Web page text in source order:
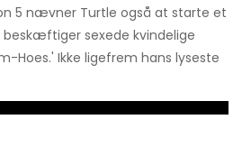
5 nævner Turtle også at starte et
sexede kvindelige
Hoes.' Ikke ligefrem hans lyseste